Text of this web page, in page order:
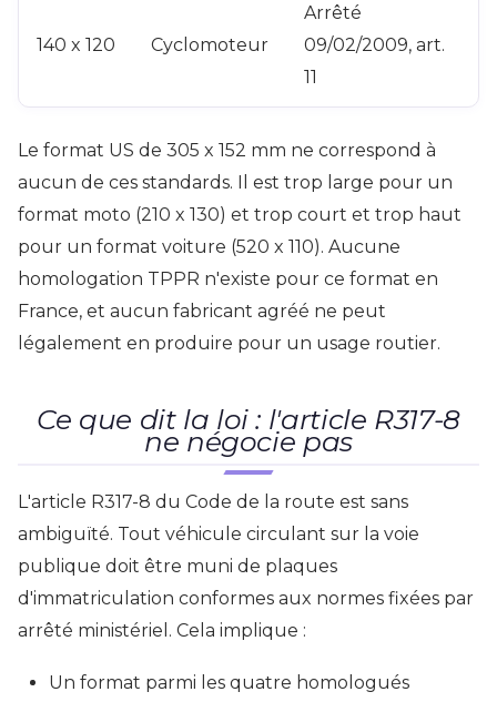
140 x 120 Cyclomoteur
Arrêté
09/02/2009, art.
11
Le format US de 305 x 152 mm ne correspond à
aucun de ces standards. Il est trop large pour un
format moto (210 x 130) et trop court et trop haut
pour un format voiture (520 x 110). Aucune
homologation TPPR n'existe pour ce format en
France, et aucun fabricant agréé ne peut
légalement en produire pour un usage routier.
Ce que dit la loi : l'article R317-8
ne négocie pas
L'article R317-8 du Code de la route est sans
ambiguïté. Tout véhicule circulant sur la voie
publique doit être muni de plaques
d'immatriculation conformes aux normes fixées par
arrêté ministériel. Cela implique :
Un format parmi les quatre homologués